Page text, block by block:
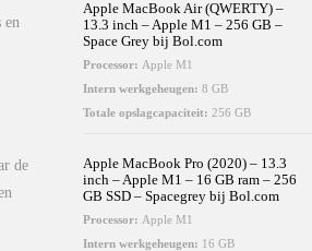
en
de
Apple MacBook Air (QWERTY) –
13.3 inch – Apple M1 – 256 GB –
Space Grey bij Bol.com
Processor: Apple M1
Intern werkgeheugen: 8 GB
Totale opslagcapaciteit: 256 GB
Apple MacBook Pro (2020) – 13.3
inch – Apple M1 – 16 GB ram – 256
GB SSD – Spacegrey bij Bol.com
Processor: Apple M1
Intern werkgeheugen: 16 GB